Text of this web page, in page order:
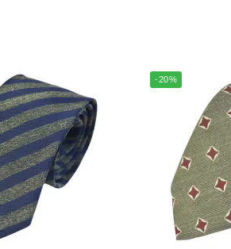
-20%